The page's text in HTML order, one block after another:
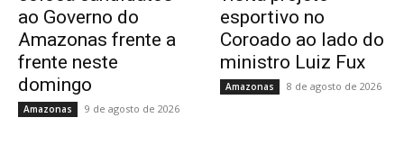
ao Governo do
Amazonas frente a
frente neste
domingo
Amazonas 9 de agosto de 2026
esportivo no
Coroado ao lado do
ministro Luiz Fux
Amazonas 8 de agosto de 2026